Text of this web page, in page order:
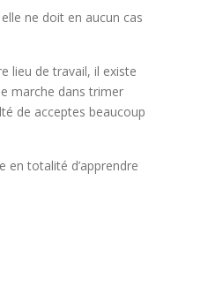
ne doit en aucun cas
lieu de travail, il existe
marche dans trimer
de acceptes beaucoup
en totalité d’apprendre